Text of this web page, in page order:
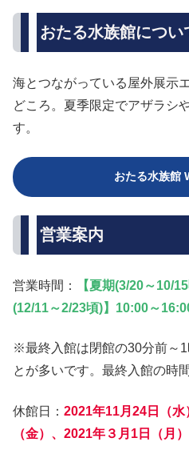
おたる水族館につい
海とつながっている屋外展示
どころ。夏季限定でアザラシ
す。
おたる水族館
営業案内
営業時間：
【夏期(3/20～10/
(12/11～2/23頃)】10:00～
※最終入館は閉館の30分前～
とが多いです。最終入館の時
休館日： 2021年11月24日（水
（金）、2021年３月1日（月